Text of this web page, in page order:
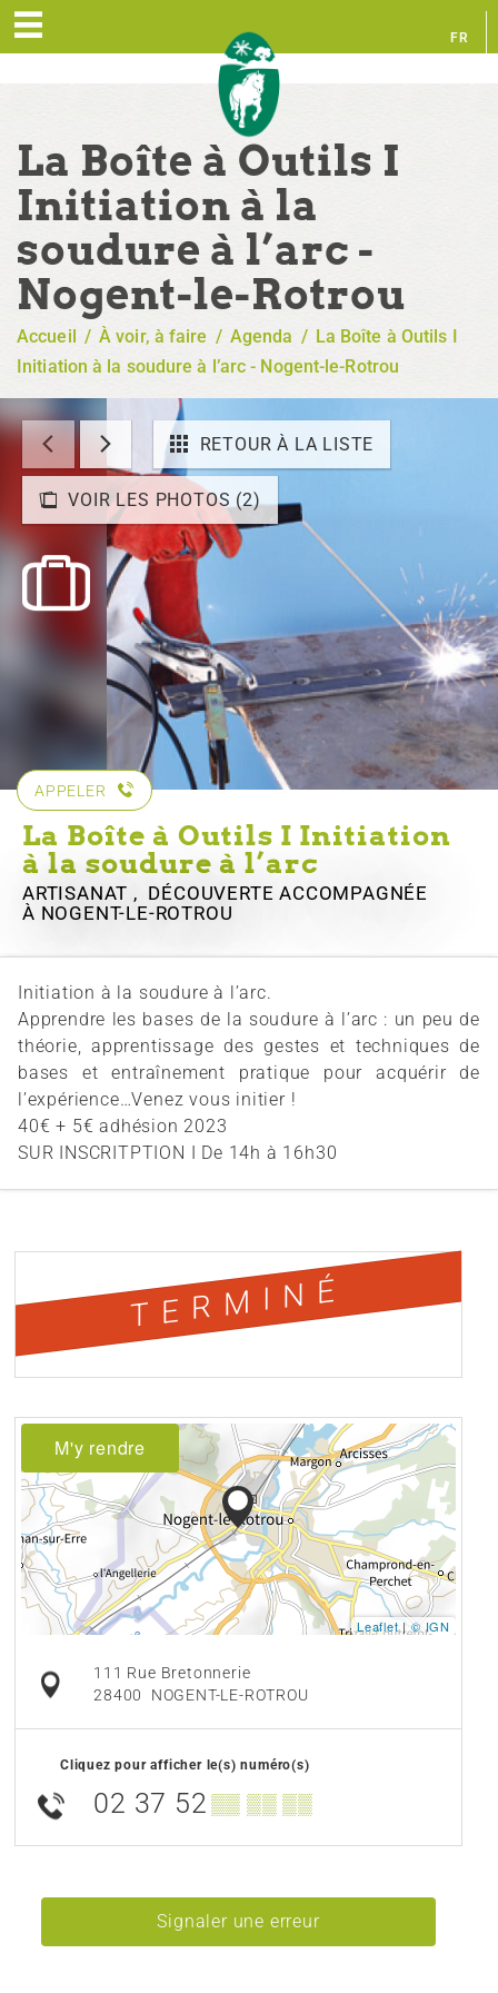
FR
La Boîte à Outils I
Initiation à la
soudure à l’arc -
Nogent-le-Rotrou
Accueil / À voir, à faire / Agenda / La Boîte à Outils I
Initiation à la soudure à l’arc - Nogent-le-Rotrou
RETOUR À LA LISTE
VOIR LES PHOTOS (2)
APPELER
La Boîte à Outils I Initiation
à la soudure à l’arc
ARTISANAT , DÉCOUVERTE ACCOMPAGNÉE
À NOGENT-LE-ROTROU
Initiation à la soudure à l’arc.
Apprendre les bases de la soudure à l’arc : un peu de
théorie, apprentissage des gestes et techniques de
bases et entraînement pratique pour acquérir de
l’expérience…Venez vous initier !
40€ + 5€ adhésion 2023
SUR INSCRITPTION I De 14h à 16h30
TERMINÉ
M'y rendre
Leaflet|© IGN
111 Rue Bretonnerie
28400
NOGENT-LE-ROTROU
Cliquez pour afficher le(s) numéro(s)
02 37 52 ▒▒ ▒▒ ▒▒
Signaler une erreur